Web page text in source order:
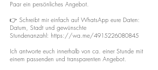
Paar ein persönliches Angebot.
👉 Schreibt mir einfach auf WhatsApp eure Daten:
Datum, Stadt und gewünschte
Stundenanzahl: https://wa.me/4915226080845
Ich antworte euch innerhalb von ca. einer Stunde mit
einem passenden und transparenten Angebot.